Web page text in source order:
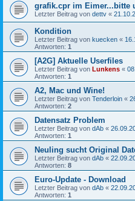
grafik.cpr im Eimer...bitte
Letzter Beitrag von dettv «
Kondition
Letzter Beitrag von kuecken «
Antworten: 1
[A2G] Aktuelle Userfiles
Letzter Beitrag von Lunkens «
Antworten: 1
A2, Mac und Wine!
Letzter Beitrag von Tenderloin «
Antworten: 2
Datensatz Problem
Letzter Beitrag von dAb «
Antworten: 1
Neuling sucht Original
Letzter Beitrag von dAb «
Antworten: 8
Euro-Update - Download
Letzter Beitrag von dAb «
Antworten: 1